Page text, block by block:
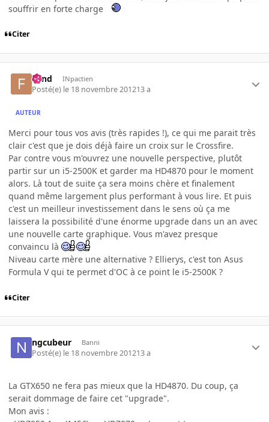
souffrir en forte charge
Citer
Fend INpactien
Posté(e) le 18 novembre 201213 a
AUTEUR
Merci pour tous vos avis (très rapides !), ce qui me parait très
clair c'est que je dois déjà faire un croix sur le Crossfire.
Par contre vous m'ouvrez une nouvelle perspective, plutôt
partir sur un i5-2500K et garder ma HD4870 pour le moment
alors. Là tout de suite ça sera moins chère et finalement
quand même largement plus performant à vous lire. Et puis
c'est un meilleur investissement dans le sens où ça me
laissera la possibilité d'une énorme upgrade dans un an avec
une nouvelle carte graphique. Vous m'avez presque
convaincu là
Niveau carte mère une alternative ? Ellierys, c'est ton Asus
Formula V qui te permet d'OC à ce point le i5-2500K ?
Citer
ngcubeur Banni
Posté(e) le 18 novembre 201213 a
La GTX650 ne fera pas mieux que la HD4870. Du coup, ça
serait dommage de faire cet "upgrade".
Mon avis :